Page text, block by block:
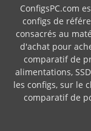
ConfigsPC.com
configs de
consacrés au
d'achat pour
comparatif de
alimentations,
les configs, sur le
comparatif de